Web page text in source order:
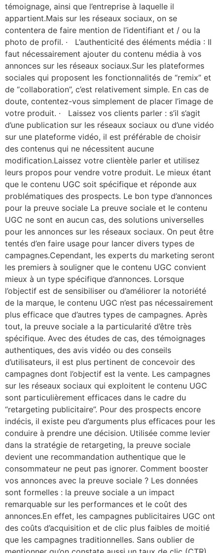
témoignage, ainsi que l’entreprise à laquelle il
appartient.Mais sur les réseaux sociaux, on se
contentera de faire mention de l’identifiant et / ou la
photo de profil. · L’authenticité des éléments média : Il
faut nécessairement ajouter du contenu média à vos
annonces sur les réseaux sociaux.Sur les plateformes
sociales qui proposent les fonctionnalités de “remix” et
de “collaboration”, c’est relativement simple. En cas de
doute, contentez-vous simplement de placer l’image de
votre produit. · Laissez vos clients parler : s’il s’agit
d’une publication sur les réseaux sociaux ou d’une vidéo
sur une plateforme vidéo, il est préférable de choisir
des contenus qui ne nécessitent aucune
modification.Laissez votre clientèle parler et utilisez
leurs propos pour vendre votre produit. Le mieux étant
que le contenu UGC soit spécifique et réponde aux
problématiques des prospects. Le bon type d’annonces
pour la preuve sociale La preuve sociale et le contenu
UGC ne sont en aucun cas, des solutions universelles
pour les annonces sur les réseaux sociaux. On peut être
tentés d’en faire usage pour lancer divers types de
campagnes.Cependant, les experts du marketing seront
les premiers à souligner que le contenu UGC convient
mieux à un type spécifique d’annonces. Lorsque
l’objectif est de sensibiliser ou d’améliorer la notoriété
de la marque, le contenu UGC n’est pas nécessairement
plus efficace que d’autres types de campagnes. Après
tout, la preuve sociale a la particularité d’être très
spécifique. Avec des études de cas, des témoignages
authentiques, des avis vidéo ou des conseils
d’utilisateurs, il est plus pertinent de concevoir des
campagnes dont l’objectif est la vente. Les campagnes
sur les réseaux sociaux qui exploitent le contenu UGC
sont particulièrement efficaces dans le cadre du
“retargeting publicitaire”. Pour des prospects encore
indécis, il existe peu d’arguments plus efficaces pour les
conduire à prendre une décision. Utilisée comme levier
dans la stratégie de retargeting, la preuve sociale
devient une recommandation authentique que le
consommateur ne peut pas ignorer. Comment booster
vos annonces avec la preuve sociale ? Les données
sont formelles : la preuve sociale a un impact
remarquable sur les performances et le coût des
annonces.En effet, les campagnes publicitaires UGC ont
des coûts d’acquisition et de clic plus faibles de moitié
que les campagnes traditionnelles. Sans oublier de